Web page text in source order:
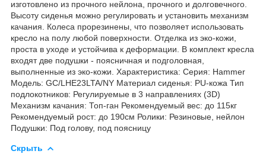
изготовлено из прочного нейлона, прочного и долговечного.
Высоту сиденья можно регулировать и установить механизм
качания. Колеса прорезинены, что позволяет использовать
кресло на полу любой поверхности. Отделка из эко-кожи,
проста в уходе и устойчива к деформации. В комплект кресла
входят две подушки - поясничная и подголовная,
выполненные из эко-кожи. Характеристика: Серия: Hammer
Модель: GC/LHE23LTA/NY Материал сиденья: PU-кожа Тип
подлокотников: Регулируемые в 3 направлениях (3D)
Механизм качания: Топ-ган Рекомендуемый вес: до 115кг
Рекомендуемый рост: до 190см Ролики: Резиновые, нейлон
Подушки: Под голову, под поясницу
Скрыть